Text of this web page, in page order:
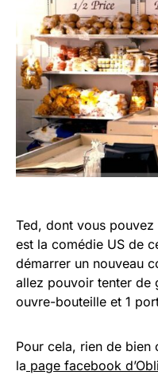
Ted, dont vous
est la comédie US de
démarrer un nouveau
allez pouvoir tenter de
ouvre-bouteille et 1
Pour cela, rien de bien
la page facebook